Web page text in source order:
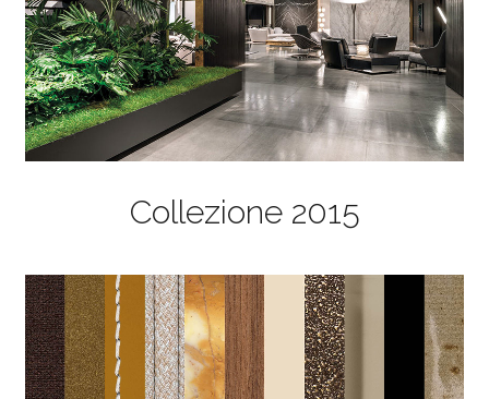
Collezione 2015